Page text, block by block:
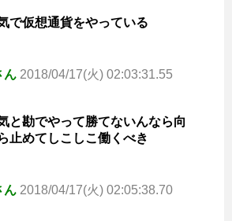
で仮想通貨をやっている
ん 2018/04/17(火) 02:03:31.55
と勘でやって勝てないんなら向
止めてしこしこ働くべき
ん 2018/04/17(火) 02:05:38.70